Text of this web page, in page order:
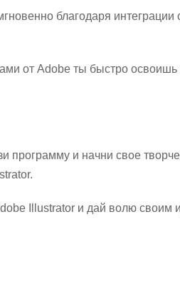
благодаря
от Adobe ты быстро освоишь
программу и начни свое
Illustrator и дай волю своим